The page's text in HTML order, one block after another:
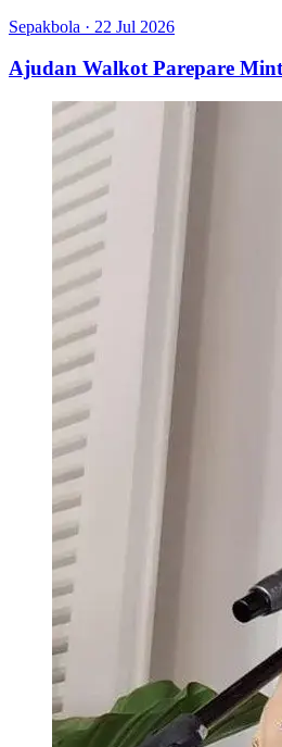
Sepakbola · 22 Jul 2026
Ajudan Walkot Parepare